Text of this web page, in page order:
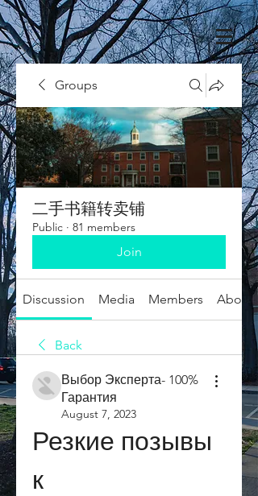
Groups
二手书籍转卖铺
Public · 81 members
Join
Discussion Media Members About
Back
Выбор Эксперта- 100%
Гарантия
August 7, 2023
Резкие позывы
к